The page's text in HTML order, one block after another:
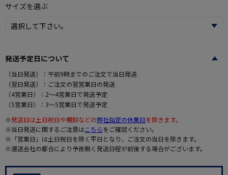
サイズを選ぶ
発送予定日について
（当日発送）：午前9時までのご注文で当日発送
（翌日発送）：ご注文の翌営業日の発送
（4営業日）：2～4営業日で発送予定
（5営業日）：3～5営業日で発送予定
※発送日は土日祝日や棚卸などの弊社指定の休業日を除きます。
※当日発送に関するご注意はこちらをご確認ください。
※「営業日」は土日祝日を除く平日となり、ご注文の当日を除きます。
※運送会社の都合により予告無く発送日程が前後する場合がございます。